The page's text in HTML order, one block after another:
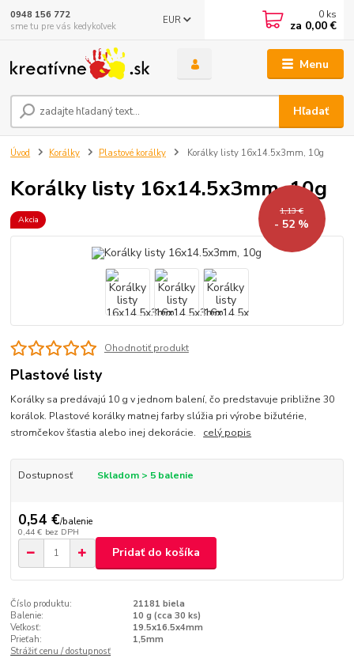
Menu
EUR
Hľadať
0948 156 772
sme tu pre vás kedykoľvek
0 ks
za 0,00 €
Úvod Korálky Plastové korálky Korálky listy 16x14.5x3mm, 10g
Korálky listy 16x14.5x3mm, 10g
Akcia
1,13 €
- 52 %
Ohodnotiť produkt
Plastové listy
Korálky sa predávajú 10 g v jednom balení, čo predstavuje približne 30
korálok. Plastové korálky matnej farby slúžia pri výrobe bižutérie,
stromčekov šťastia alebo inej dekorácie. celý popis
Dostupnosť Skladom > 5 balenie
0,54 €/balenie
0,44 € bez DPH
Pridať do košíka
Číslo produktu:
21181 biela
Balenie:
10 g (cca 30 ks)
Veľkosť:
19.5x16.5x4mm
Prieťah:
1,5mm
Strážiť cenu / dostupnosť